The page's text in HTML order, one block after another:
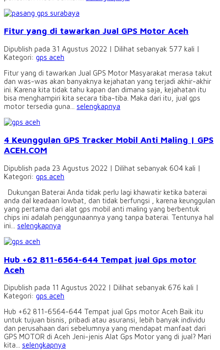
Fitur yang di tawarkan Jual GPS Motor Aceh
Dipublish pada 31 Agustus 2022 | Dilihat sebanyak 577 kali |
Kategori: gps aceh
Fitur yang di tawarkan Jual GPS Motor Masyarakat merasa takut
dan was-was akan banyaknya kejahatan yang terjadi akhir-akhir
ini. Karena kita tidak tahu kapan dan dimana saja, kejahatan itu
bisa menghampiri kita secara tiba-tiba. Maka dari itu, jual gps
motor tersedia guna... selengkapnya
4 Keunggulan GPS Tracker Mobil Anti Maling | GPS
ACEH.COM
Dipublish pada 23 Agustus 2022 | Dilihat sebanyak 604 kali |
Kategori: gps aceh
Dukungan Baterai Anda tidak perlu lagi khawatir ketika baterai
anda dal keadaan lowbat, dan tidak berfungsi , karena keunggulan
yang pertama dari alat gps mobil anti maling yang berbentuk
chips ini adalah penggunaannya yang tanpa baterai. Tentunya hal
ini... selengkapnya
Hub +62 811-6564-644 Tempat jual Gps motor
Aceh
Dipublish pada 11 Agustus 2022 | Dilihat sebanyak 676 kali |
Kategori: gps aceh
Hub +62 811-6564-644 Tempat jual Gps motor Aceh Baik itu
untuk tujuan bisnis, pribadi atau asuransi, lebih banyak individu
dan perusahaan dari sebelumnya yang mendapat manfaat dari
GPS MOTOR di Aceh Jeni-jenis Alat Gps Motor yang di jual? Mari
kita... selengkapnya